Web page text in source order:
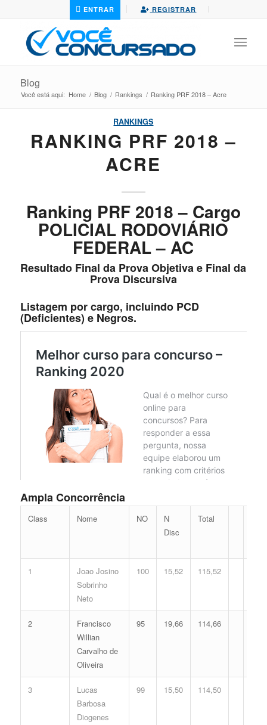
ENTRAR REGISTRAR
Blog
Você está aqui: Home / Blog / Rankings / Ranking PRF 2018 – Acre
RANKINGS
RANKING PRF 2018 –
ACRE
Ranking PRF 2018 – Cargo
POLICIAL RODOVIÁRIO
FEDERAL – AC
Resultado Final da Prova Objetiva e Final da
Prova Discursiva
Listagem por cargo, incluindo PCD
(Deficientes) e Negros.
Ampla Concorrência
Class Nome NO
N
Disc
Total
1
Joao Josino
Sobrinho
Neto
100 15,52 115,52
2
Francisco
Willian
Carvalho de
Oliveira
95 19,66 114,66
3
Lucas
Barbosa
Diogenes
99 15,50 114,50